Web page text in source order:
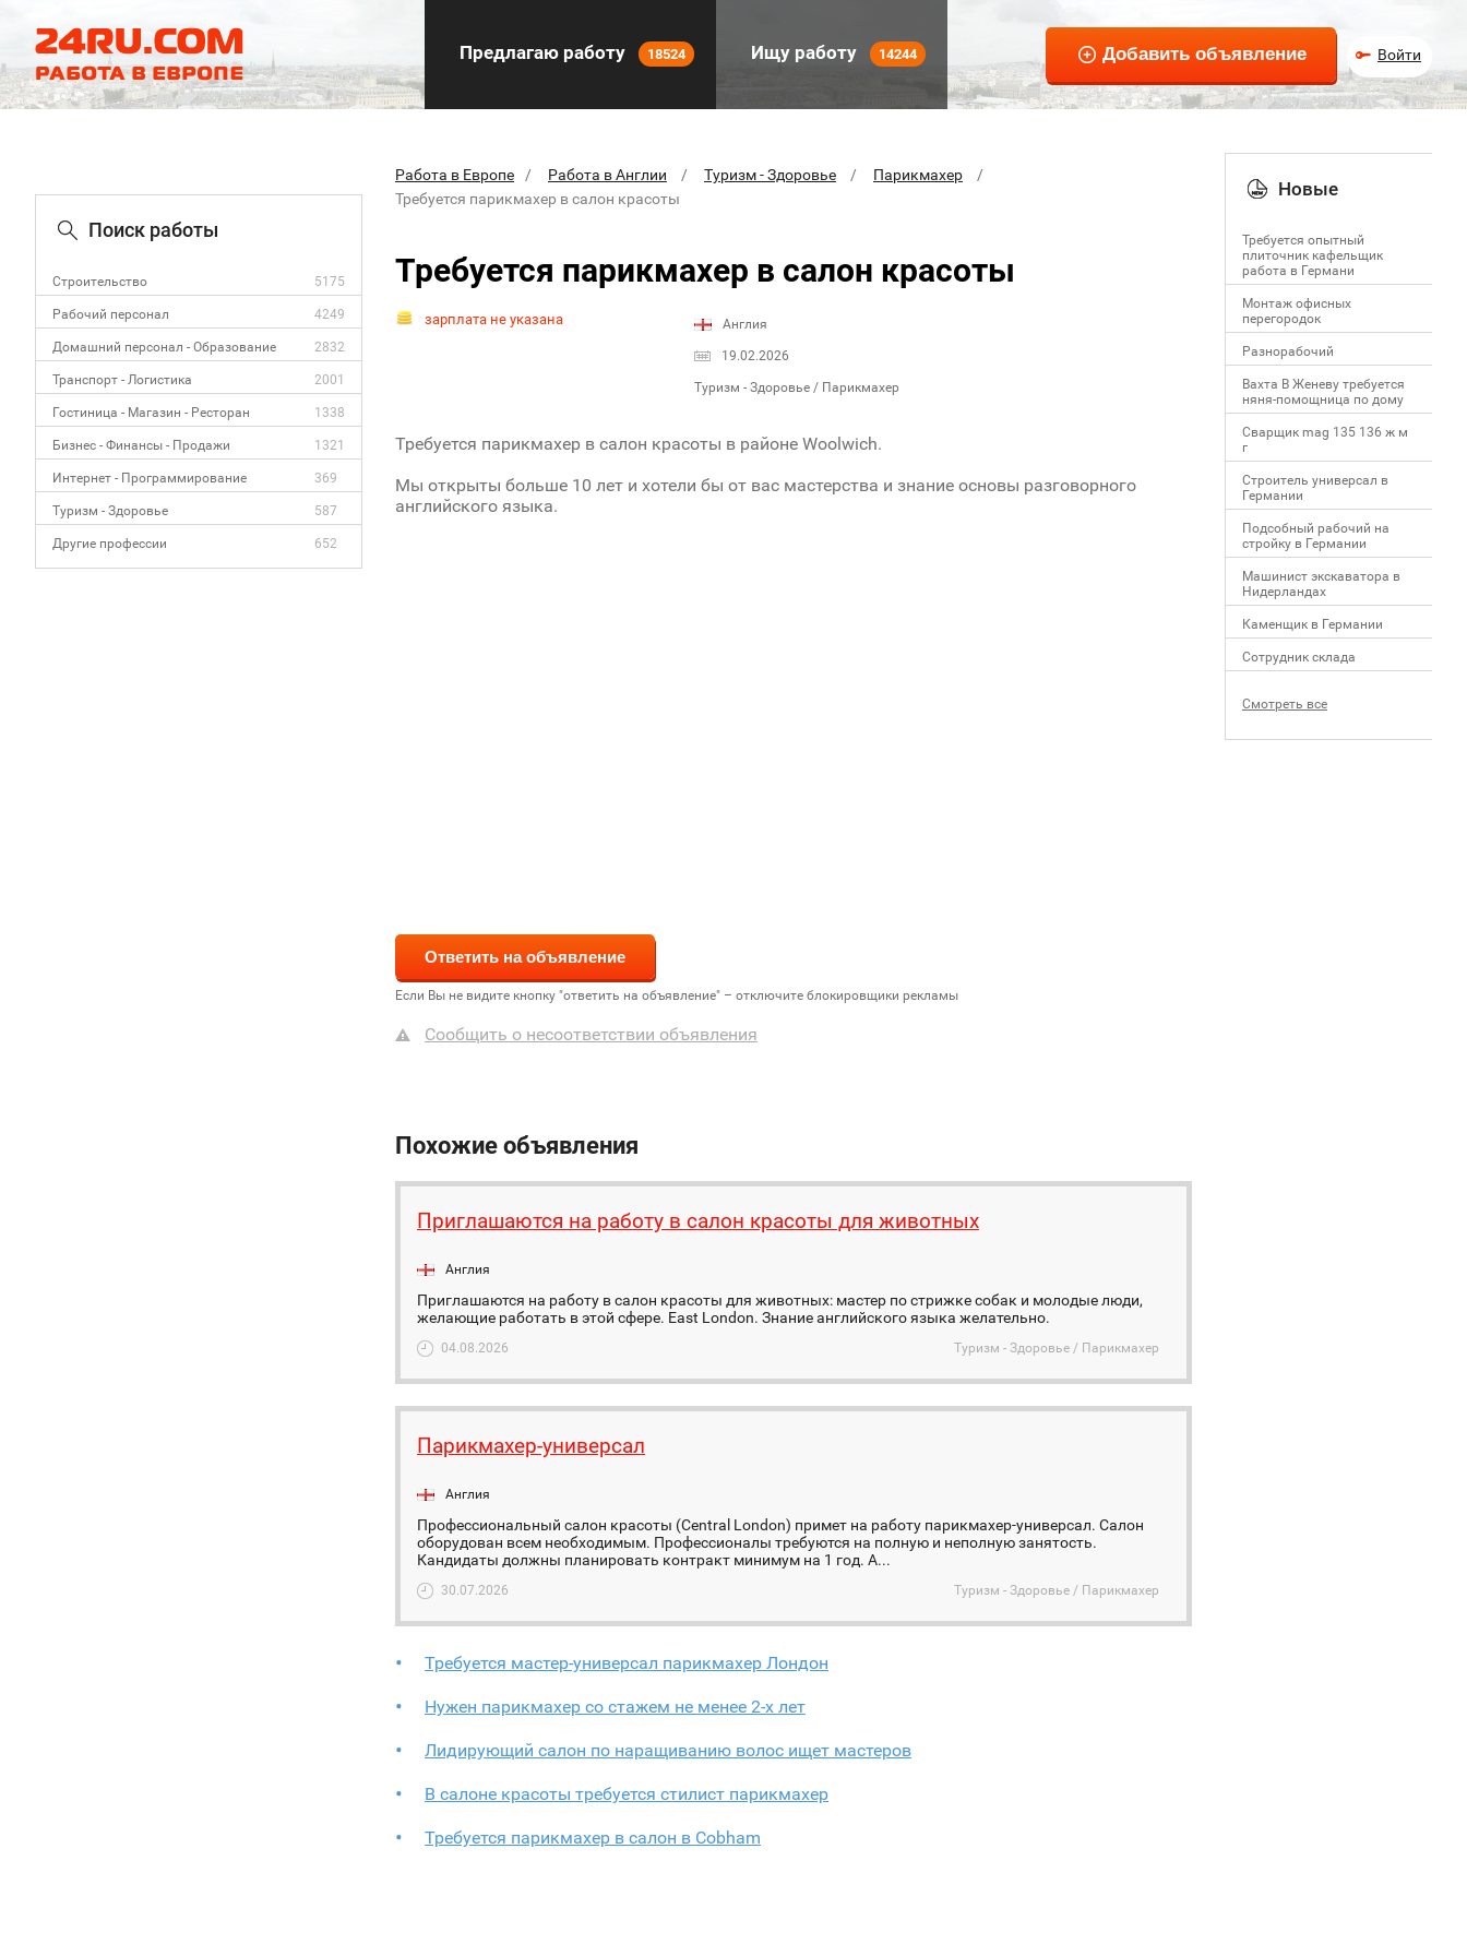
Предлагаю работу 18524 Ищу работу 14244 Войти
Поиск работы
Строительство 5175
Рабочий персонал 4249
Домашний персонал - Образование 2832
Транспорт - Логистика 2001
Гостиница - Магазин - Ресторан 1338
Бизнес - Финансы - Продажи 1321
Интернет - Программирование 369
Туризм - Здоровье 587
Другие профессии 652
Работа в Европе Работа в Англии Туризм - Здоровье
Парикмахер
Требуется парикмахер в салон красоты
Требуется парикмахер в салон красоты
зарплата не указана Англия
19.02.2026
Туризм - Здоровье / Парикмахер
Требуется парикмахер в салон красоты в районе Woolwich.
Мы открыты больше 10 лет и хотели бы от вас мастерства и знание основы разговорного
английского языка.
Если Вы не видите кнопку "ответить на объявление" – отключите блокировщики рекламы
Сообщить о несоответствии объявления
Похожие объявления
Приглашаются на работу в салон красоты для животных
Англия
Приглашаются на работу в салон красоты для животных: мастер по стрижке собак и молодые люди,
желающие работать в этой сфере. Еast London. Знание английского языка желательно.
04.08.2026 Туризм - Здоровье / Парикмахер
Парикмахер-универсал
Англия
Профессиональный салон красоты (Central London) примет на работу парикмахер-универсал. Cалон
оборудован всем необходимым. Профессионалы требуются на полную и неполную занятость.
Кандидаты должны планировать контракт минимум на 1 год. А...
30.07.2026 Туризм - Здоровье / Парикмахер
Требуется мастер-универсал парикмахер Лондон
Нужен парикмахер со стажем не менее 2-х лет
Лидирующий салон по наращиванию волос ищет мастеров
В салоне красоты требуется стилист парикмахер
Требуется парикмахер в cалон в Cobham
Новые
Требуется опытный
плиточник кафельщик
работa в Германи
Mонтаж офисных
перегородок
Разнорабочий
Вахта В Женеву требуется
няня-помощница по дому
Сварщик mag 135 136 ж м
г
Строитель универсал в
Германии
Подсобный рабочий на
стройку в Германии
Машинист экскаватора в
Нидерландах
Каменщик в Германии
Сотрудник склада
Смотреть все